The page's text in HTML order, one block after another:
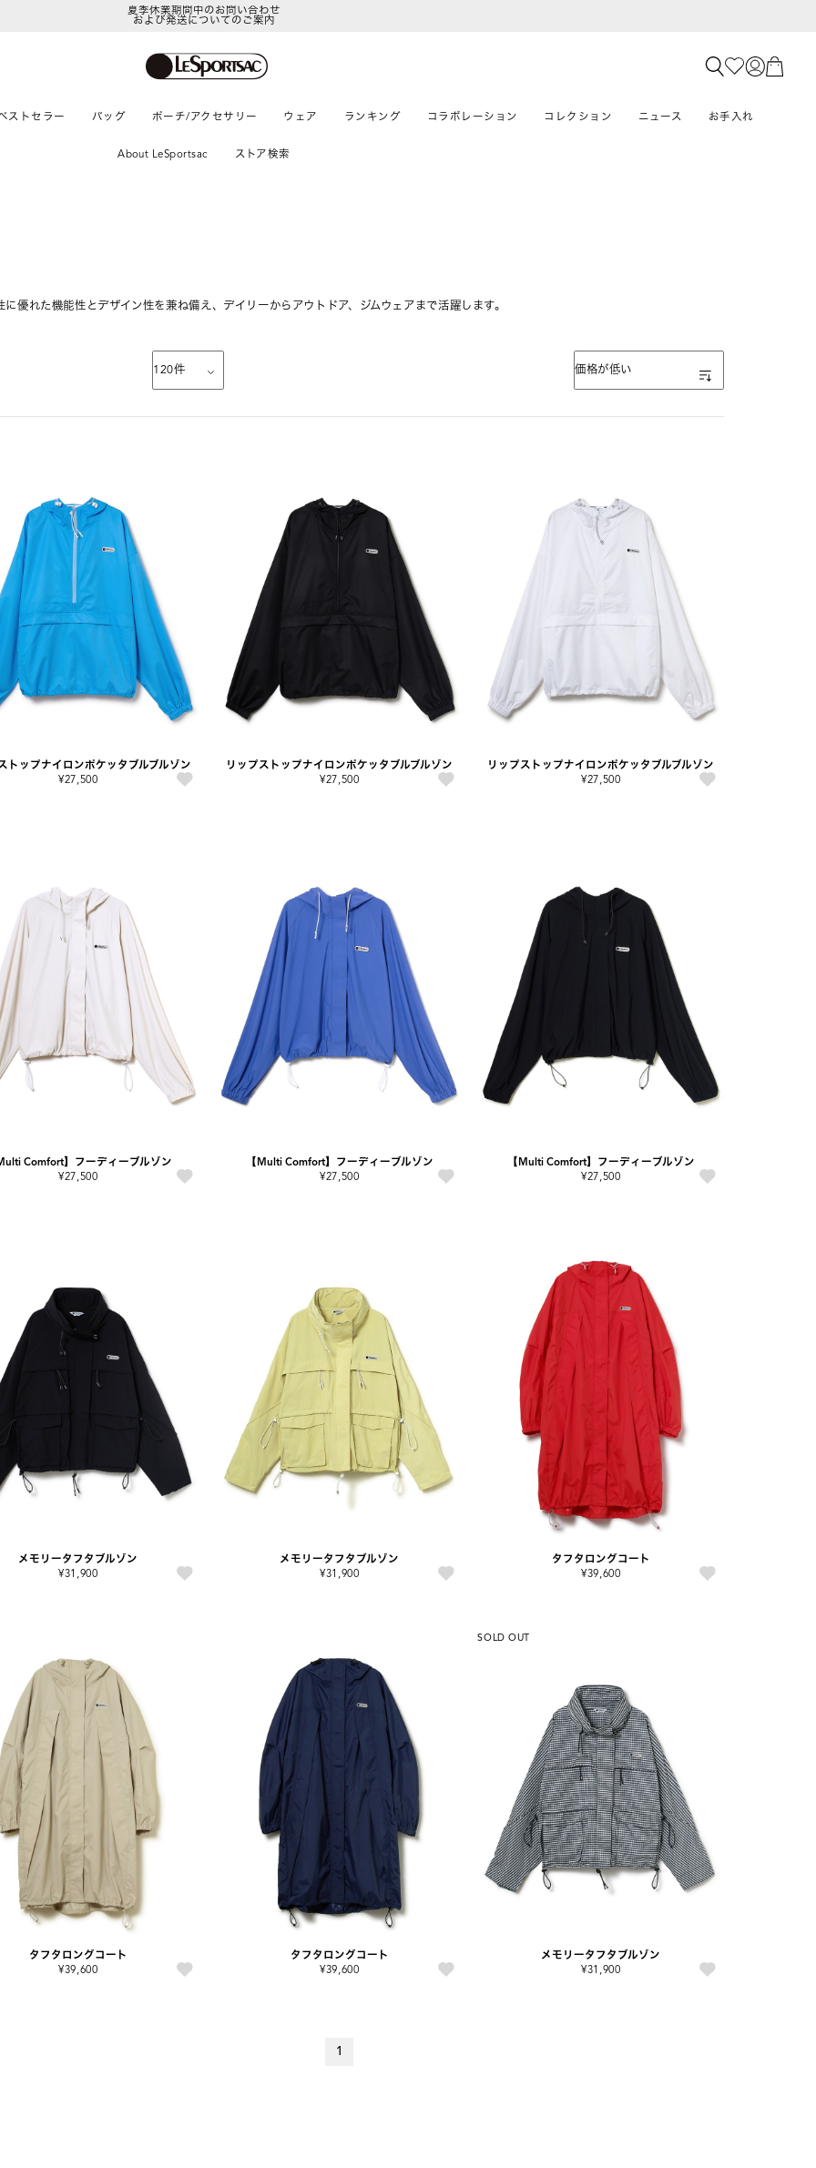
LeSportsac Member's Club
および発送についてのご案内
ストセラー バッグ ポーチ/アクセサリー ウェア ランキング コラボレーション コレクション ニュース お手入れ
About LeSportsac ストア検索
優れた機能性とデザイン性を兼ね備え、デイリーからアウトドア、ジムウェアまで活躍します。
120件 表示順
価格が低い
トップナイロンポケッタブルブルゾン
¥27,500
リップストップナイロンポケッタブルブルゾン
¥27,500
リップストップナイロンポケッタブルブルゾン
¥27,500
Comfort】フーディーブルゾン
¥27,500
【Multi Comfort】フーディーブルゾン
¥27,500
【Multi Comfort】フーディーブルゾン
¥27,500
メモリータフタブルゾン
¥31,900
メモリータフタブルゾン
¥31,900
タフタロングコート
¥39,600
タフタロングコート
¥39,600
タフタロングコート
¥39,600
SOLD OUT
メモリータフタブルゾン
¥31,900
1